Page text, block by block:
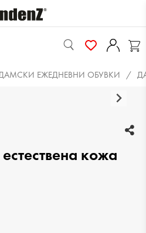
ЕЖЕДНЕВНИ ОБУВКИ
кожа